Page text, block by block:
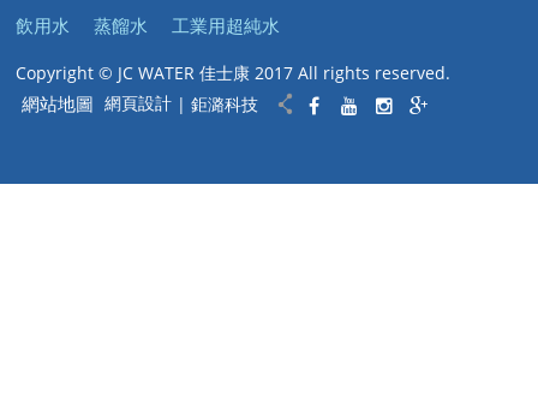
飲用水
蒸餾水 工業用超純水
Copyright © JC WATER 佳士康 2017 All rights reserved.
網站地圖 網頁設計 | 鉅潞科技